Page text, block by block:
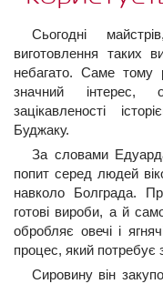
Сьогодні
виготовлення таких
небагато. Саме тому
значний інтерес,
зацікавленості
Буджаку.
За словами
попит серед людей
навколо Болграда.
готові вироби, а й
обробляє овечі і
процес, який потребує
Сировину він